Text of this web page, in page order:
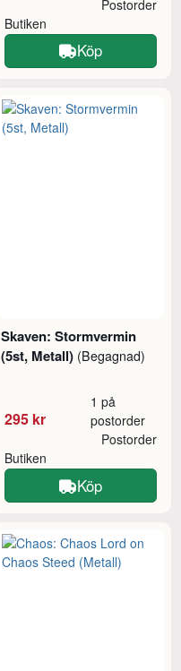
Butiken
Postorder
Köp
Skaven: Stormvermin
(5st, Metall) (Begagnad)
295 kr
1 på
postorder
Butiken
Postorder
Köp